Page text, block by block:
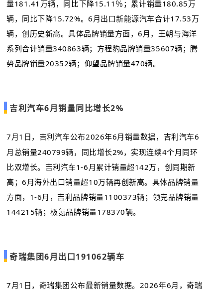
量181.41万辆，同比下降15.11％；累计销量180.85万
辆，同比下降15.72%。6月出口新能源汽车合计17.53万
辆，创历史新高。具体品牌销量方面，6月，王朝与海洋
系列合计销量340863辆；方程豹品牌销量35607辆；腾
势品牌销量20352辆；仰望品牌销量470辆。
吉利汽车6月销量同比增长2%
7月1日，吉利汽车公布2026年6月销量数据，吉利汽车6
月总销量240799辆，同比增长2%，实现连续4个月同环
比双增长。吉利汽车1-6月累计销量超142万，创同期新
高；6月海外出口销量超10万辆再创新高。具体品牌销量
方面，1-6月，吉利品牌销量1100373辆；领克品牌销量
144215辆；极氪品牌销量178370辆。
奇瑞集团6月出口191062辆车
7月1日，奇瑞集团公布最新销量数据。2026年6月，奇瑞